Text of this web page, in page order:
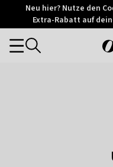
Otrium
Trustpilot
Neu hier? Nutze den
Extra-Rabatt auf
Categories